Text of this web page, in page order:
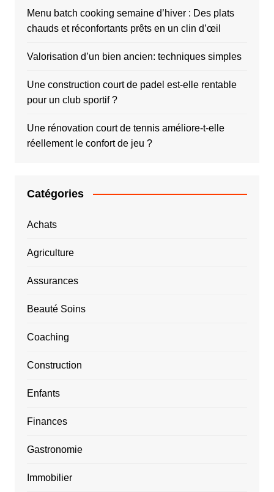
Menu batch cooking semaine d’hiver : Des plats
chauds et réconfortants prêts en un clin d’œil
Valorisation d’un bien ancien: techniques simples
Une construction court de padel est-elle rentable
pour un club sportif ?
Une rénovation court de tennis améliore-t-elle
réellement le confort de jeu ?
Catégories
Achats
Agriculture
Assurances
Beauté Soins
Coaching
Construction
Enfants
Finances
Gastronomie
Immobilier